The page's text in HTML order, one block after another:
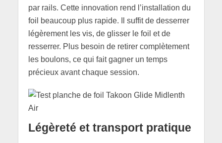
par rails. Cette innovation rend l’installation du
foil beaucoup plus rapide. Il suffit de desserrer
légèrement les vis, de glisser le foil et de
resserrer. Plus besoin de retirer complètement
les boulons, ce qui fait gagner un temps
précieux avant chaque session.
Légèreté et transport pratique